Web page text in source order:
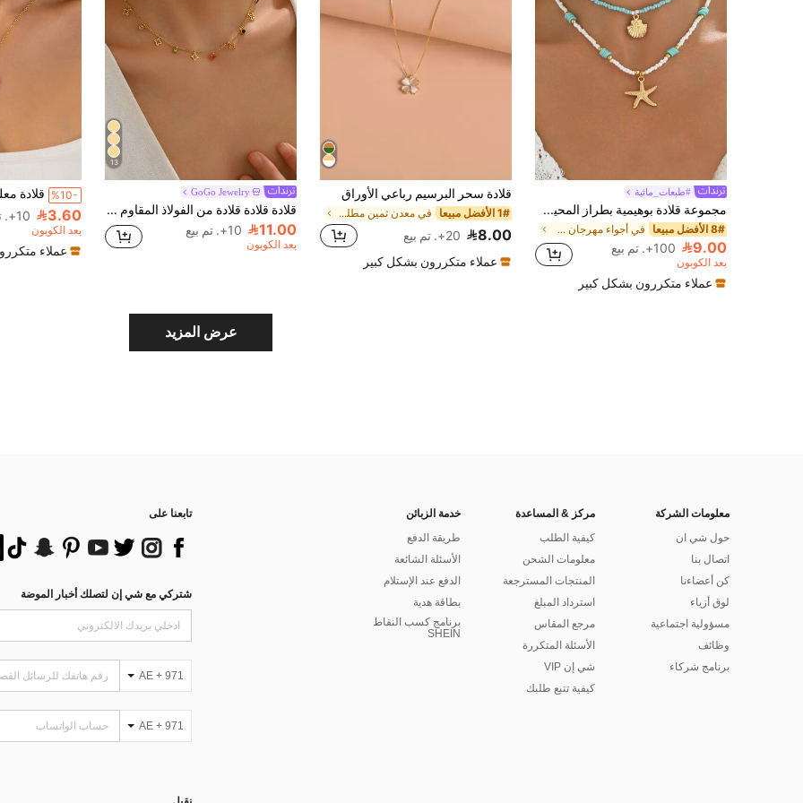
#طبعات_مائية
مجموعة قلادة بوهيمية بطراز المحيط مزينة بالخرز مع قلادة من المعدن بشكل صدفة وجنمة البحر، عصرية للارتداء في العطلات الشاطئية والاستخدام اليومي
8# الأفضل مبيعا في أجواء مهرجان صيفي قلادات النساء
9.00 100+. تم بيع
بعد الكوبون
عملاء متكررون بشكل كبير
قلادة سحر البرسيم رباعي الأوراق
1# الأفضل مبيعا في معدن ثمين مطلي قلادات النساء
8.00 20+. تم بيع
عملاء متكررون بشكل كبير
13
GoGo Jewelry
قلادة قلادة قلادة من الفولاذ المقاوم للصدأ على شكل رباعي الأوراق محظوظ، مزينة بزركونيا مكعبة ملونة، مناسبة للنساء للاستخدام اليومي والحفلات والسلسلة الجذابة للرقبة
11.00 10+. تم بيع
بعد الكوبون
%10-
3.60 10+. تم بيع
بعد الكوبون
عملاء
عرض المزيد
معلومات الشركة
حول شي ان
اتصال بنا
كن أعضاءنا
لوق أزياء
مسؤولية اجتماعية
وظائف
برنامج شركاء
مركز & المساعدة
كيفية الطلب
معلومات الشحن
المنتجات المسترجعة
استرداد المبلغ
مرجع المقاس
الأسئلة المتكررة
شي إن VIP
كيفية تتبع طلبك
خدمة الزبائن
طريقة الدفع
الأسئلة الشائعة
الدفع عند الإستلام
بطاقة هدية
برنامج كسب النقاط
SHEIN
تابعنا على
شتركي مع شي إن لتصلك أخبار الموضة
AE + 971
AE + 971